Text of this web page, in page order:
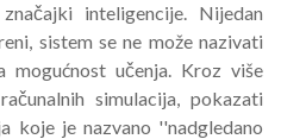
inteligencije. Nijedan
sistem se ne može nazivati
mogućnost učenja. Kroz više
simulacija, pokazati
koje je nazvano ''nadgledano